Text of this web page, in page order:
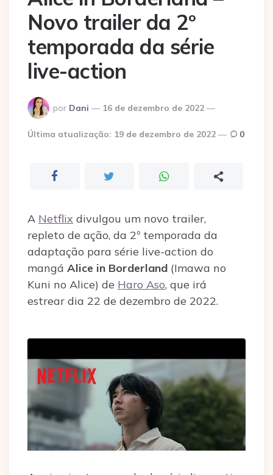
Novo trailer da 2º
temporada da série
live-action
Postado
por
por Dani 16 de dezembro de 2022
Última atualização: 19 de dezembro de 2022 0
A Netflix divulgou um novo trailer,
repleto de ação, da 2º temporada da
adaptação para série live-action do
mangá Alice in Borderland (Imawa no
Kuni no Alice) de Haro Aso, que irá
estrear dia 22 de dezembro de 2022.